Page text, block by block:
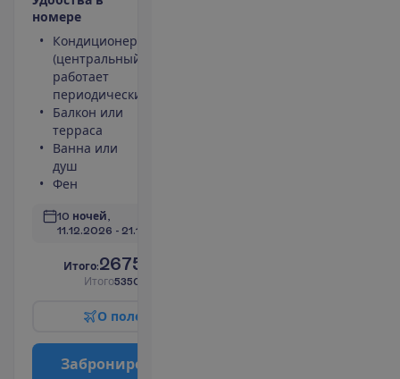
номере
Кондиционер
(центральный,
работает
периодически)
Балкон или
терраса
Ванна или
душ
Фен
10 ночей,
11.12.2026 - 21.12.2026
Итого:2675.00
Итого5350.00
О поле
Заброниро